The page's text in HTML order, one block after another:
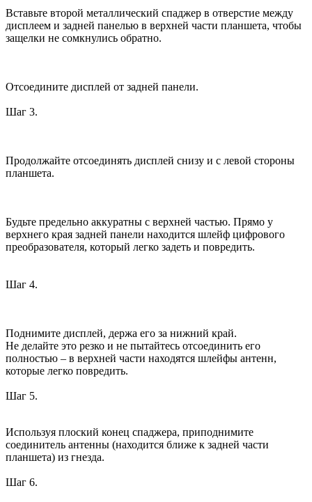
Вставьте второй металлический спаджер в отверстие между
дисплеем и задней панелью в верхней части планшета, чтобы
защелки не сомкнулись обратно.
Отсоедините дисплей от задней панели.
Шаг 3.
Продолжайте отсоединять дисплей снизу и с левой стороны
планшета.
Будьте предельно аккуратны с верхней частью. Прямо у
верхнего края задней панели находится шлейф цифрового
преобразователя, который легко задеть и повредить.
Шаг 4.
Поднимите дисплей, держа его за нижний край.
Не делайте это резко и не пытайтесь отсоединить его
полностью – в верхней части находятся шлейфы антенн,
которые легко повредить.
Шаг 5.
Используя плоский конец спаджера, приподнимите
соединитель антенны (находится ближе к задней части
планшета) из гнезда.
Шаг 6.